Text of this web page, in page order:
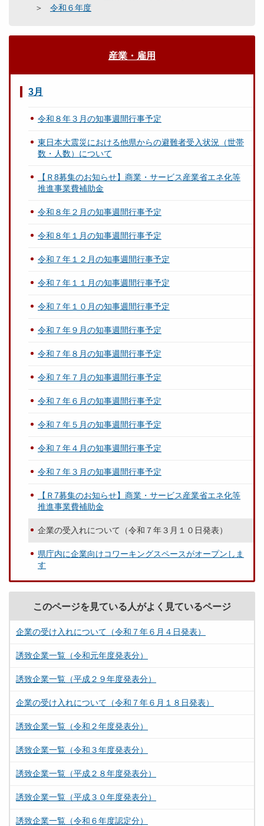
令和６年度
産業・雇用
3月
令和８年３月の知事週間行事予定
東日本大震災における他県からの避難者受入状況（世帯
数・人数）について
【Ｒ8募集のお知らせ】商業・サービス産業省エネ化等
推進事業費補助金
令和８年２月の知事週間行事予定
令和８年１月の知事週間行事予定
令和７年１２月の知事週間行事予定
令和７年１１月の知事週間行事予定
令和７年１０月の知事週間行事予定
令和７年９月の知事週間行事予定
令和７年８月の知事週間行事予定
令和７年７月の知事週間行事予定
令和７年６月の知事週間行事予定
令和７年５月の知事週間行事予定
令和７年４月の知事週間行事予定
令和７年３月の知事週間行事予定
【Ｒ7募集のお知らせ】商業・サービス産業省エネ化等
推進事業費補助金
企業の受入れについて（令和７年３月１０日発表）
県庁内に企業向けコワーキングスペースがオープンしま
す
このページを見ている人がよく見ているページ
企業の受け入れについて（令和７年６月４日発表）
誘致企業一覧（令和元年度発表分）
誘致企業一覧（平成２９年度発表分）
企業の受け入れについて（令和７年６月１８日発表）
誘致企業一覧（令和２年度発表分）
誘致企業一覧（令和３年度発表分）
誘致企業一覧（平成２８年度発表分）
誘致企業一覧（平成３０年度発表分）
誘致企業一覧（令和６年度認定分）